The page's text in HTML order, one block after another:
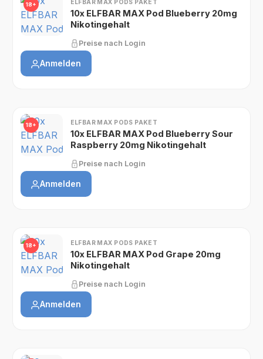
18+ ELFBAR MAX PODS PAKET
10x ELFBAR MAX Pod Blueberry 20mg
Nikotingehalt
Preise nach Login
Anmelden
18+ ELFBAR MAX PODS PAKET
10x ELFBAR MAX Pod Blueberry Sour
Raspberry 20mg Nikotingehalt
Preise nach Login
Anmelden
18+ ELFBAR MAX PODS PAKET
10x ELFBAR MAX Pod Grape 20mg
Nikotingehalt
Preise nach Login
Anmelden